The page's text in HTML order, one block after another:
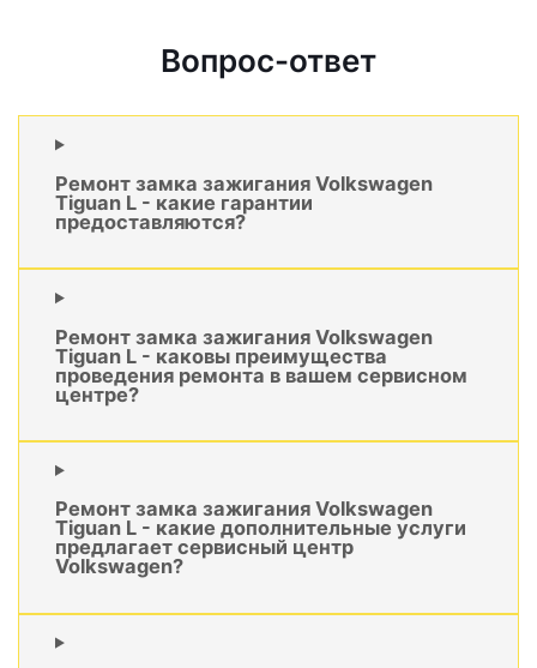
Вопрос-ответ
Ремонт замка зажигания Volkswagen
Tiguan L - какие гарантии
предоставляются?
Ремонт замка зажигания Volkswagen
Tiguan L - каковы преимущества
проведения ремонта в вашем сервисном
центре?
Ремонт замка зажигания Volkswagen
Tiguan L - какие дополнительные услуги
предлагает сервисный центр
Volkswagen?